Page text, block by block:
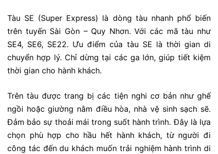
Tàu SE (Super Express) là dòng tàu nhanh phổ biến
trên tuyến Sài Gòn – Quy Nhơn. Với các mã tàu như
SE4, SE6, SE22. Ưu điểm của tàu SE là thời gian di
chuyển hợp lý. Chỉ dừng tại các ga lớn, giúp tiết kiệm
thời gian cho hành khách.
Trên tàu được trang bị các tiện nghi cơ bản như ghế
ngồi hoặc giường nằm điều hòa, nhà vệ sinh sạch sẽ.
Đảm bảo sự thoải mái trong suốt hành trình. Đây là lựa
chọn phù hợp cho hầu hết hành khách, từ người đi
công tác đến du khách muốn trải nghiệm hành trình di